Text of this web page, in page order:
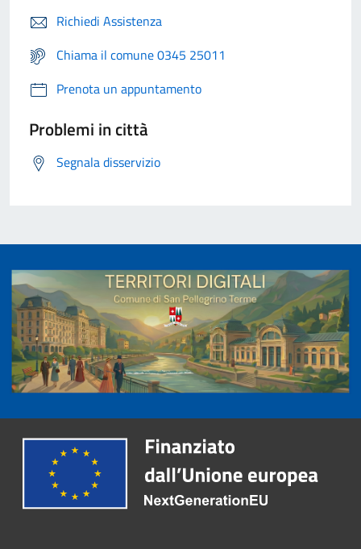
Richiedi Assistenza
Chiama il comune 0345 25011
Prenota un appuntamento
Problemi in città
Segnala disservizio